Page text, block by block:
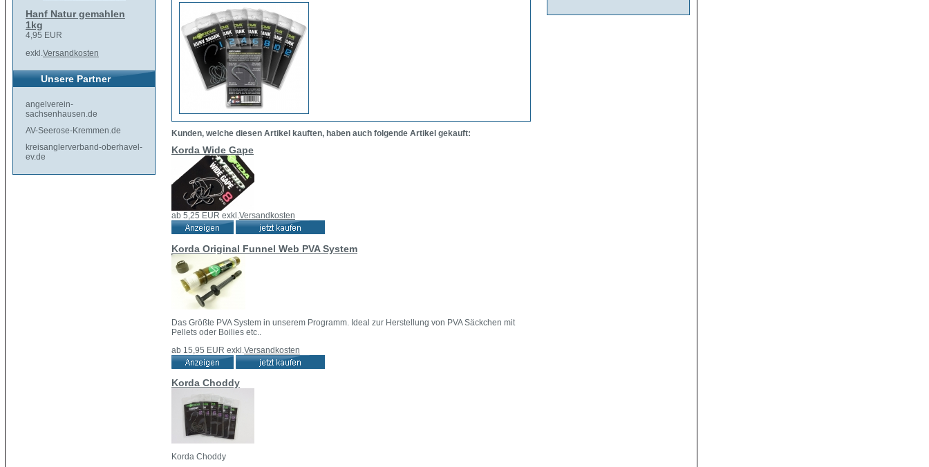
Hanf Natur gemahlen
1kg
4,95 EUR
exkl.Versandkosten
Unsere Partner
angelverein-
sachsenhausen.de
AV-Seerose-Kremmen.de
kreisanglerverband-oberhavel-
ev.de
Kunden, welche diesen Artikel kauften, haben auch folgende Artikel gekauft:
Korda Wide Gape
ab 5,25 EUR exkl.Versandkosten
Korda Original Funnel Web PVA System
Das Größte PVA System in unserem Programm. Ideal zur Herstellung von PVA Säckchen mit
Pellets oder Boilies etc..
ab 15,95 EUR exkl. Versandkosten
Korda Choddy
Korda Choddy